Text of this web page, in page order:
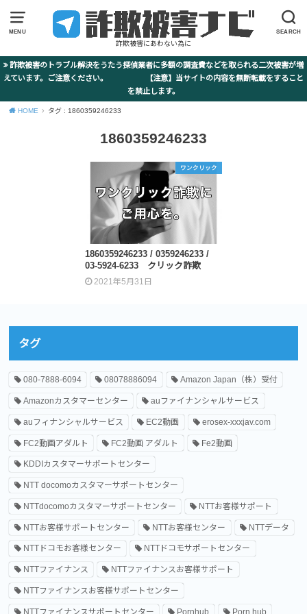
MENU SEARCH
詐欺被害にあわない為に
詐欺被害のトラブル解決をうたう探偵業者に多額の調査費などを取られる二次被害が増
えています。ご注意ください。 【注意】当サイトの内容を無断転載をすること
を禁止します。
HOME タグ : 1860359246233
1860359246233
ワンクリック
1860359246233 / 0359246233 /
03-5924-6233 クリック詐欺
2021年5月31日
タグ
080-7888-6094 08078886094 Amazon Japan（株）受付
Amazonカスタマーセンター auファイナンシャルサービス
auフィナンシャルサービス EC2動画 erosex-xxxjav.com
FC2動画アダルト FC2動画 アダルト Fe2動画
KDDIカスタマーサポートセンター
NTT docomoカスタマーサポートセンター
NTTdocomoカスタマーサポートセンター NTTお客様サポート
NTTお客様サポートセンター NTTお客様センター NTTデータ
NTTドコモお客様センター NTTドコモサポートセンター
NTTファイナンス NTTファイナンスお客様サポート
NTTファイナンスお客様サポートセンター
NTTファイナンスサポートセンター Pornhub Porn hub